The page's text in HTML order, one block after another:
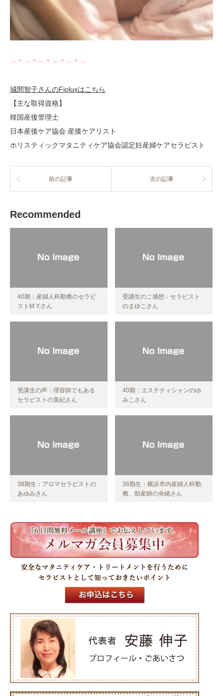
～＊～＊～＊～＊～＊～
城間智子さんのFioluxはこちら
【主な取得資格】
韓国産後管理士
日本産後ケア協会 産後ケアリスト
ホリスティックマタニティケア協会認定妊産婦ケアセラピスト
前の記事 次の記事
Recommended
40期：産婦人科勤務のセラピ
ストM.Y.さん
受講生のご感想：セラピスト
のまゆこさん
受講生の声：理容師でもある
セラピストの美紀さん
40期：エステティシャンのゆ
みこさん
38期生：アロマセラピストの
あゆみさん
36期生：横浜市内産婦人科勤
務、助産師の央緒さん